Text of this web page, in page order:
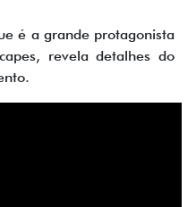
é a grande protagonista
revela detalhes do